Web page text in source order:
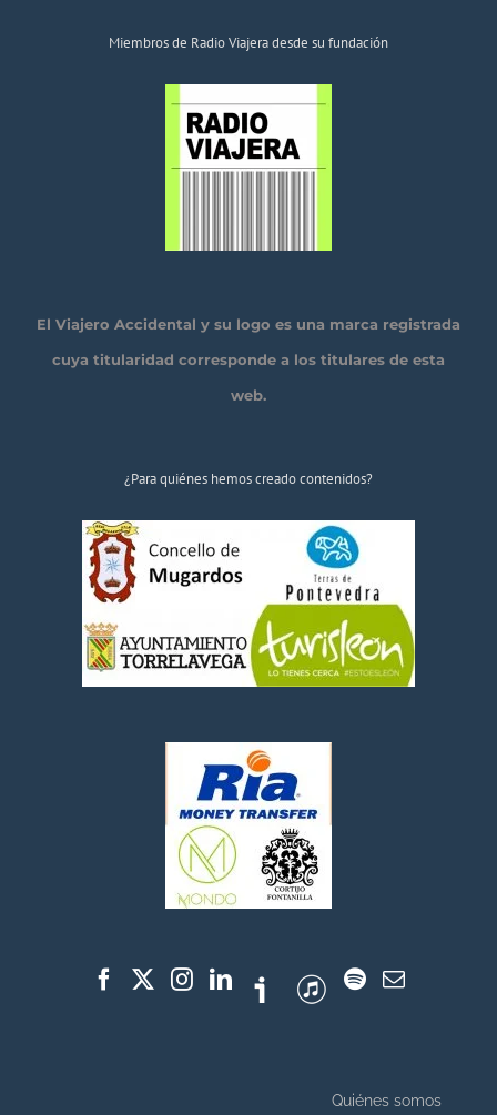
Miembros de Radio Viajera desde su fundación
El Viajero Accidental y su logo es una marca registrada
cuya titularidad corresponde a los titulares de esta
web.
¿Para quiénes hemos creado contenidos?
Quiénes somos